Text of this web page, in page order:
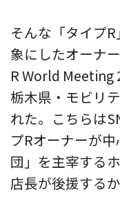
そんな「タイプ
象にしたオーナ
R World Meeting
栃木県・モビリ
れた。こちらは
プRオーナーが
団」を主宰する
店長が後援する